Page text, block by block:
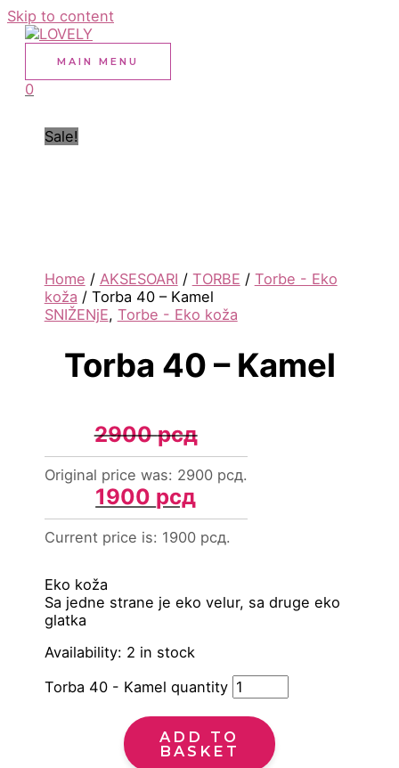
Skip to content
MAIN MENU
0
Sale!
Home / AKSESOARI / TORBE / Torbe - Eko
koža / Torba 40 – Kamel
SNIŽENjE, Torbe - Eko koža
Torba 40 – Kamel
2900рсд
Original price was: 2900 рсд.
1900 рсд
Current price is: 1900 рсд.
Eko koža
Sa jedne strane je eko velur, sa druge eko
glatka
Availability: 2 in stock
Torba 40 - Kamel quantity
ADD TO
BASKET